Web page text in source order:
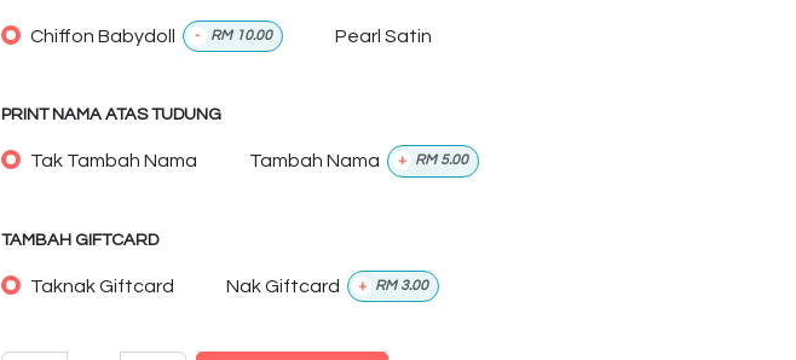
Chiffon Babydoll - RM 10.00 Pearl Satin
PRINT NAMA ATAS TUDUNG
Tak Tambah Nama Tambah Nama + RM 5.00
TAMBAH GIFTCARD
Taknak Giftcard Nak Giftcard + RM 3.00